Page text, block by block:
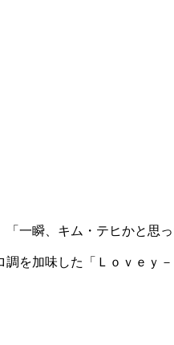
一瞬、キム・テヒかと思
を加味した「Ｌｏｖｅｙ